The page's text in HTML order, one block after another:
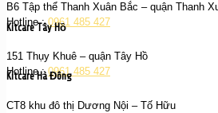
B6 Tập thể Thanh Xuân Bắc – quận Thanh
Hotline :0961 485 427
Kitcare Tây Hồ
151 Thụy Khuê – quận Tây Hồ
Hotline :0961 485 427
Kitcare Hà Đông
CT8 khu đô thị Dương Nội – Tố Hữu